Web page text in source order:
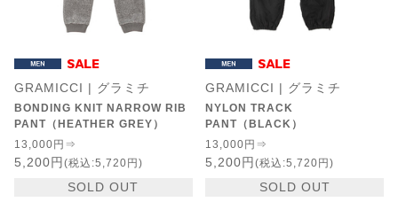
GRAMICCI | グラミチ
BONDING KNIT NARROW RIB
PANT（HEATHER GREY）
13,000円⇒
5,200円 (税込:5,720円)
SOLD OUT
GRAMICCI | グラミチ
NYLON TRACK
PANT（BLACK）
13,000円⇒
5,200円 (税込:5,720円)
SOLD OUT